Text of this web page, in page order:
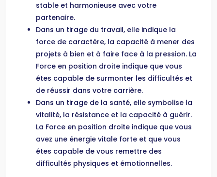
stable et harmonieuse avec votre
partenaire.
Dans un tirage du travail, elle indique la
force de caractère, la capacité à mener des
projets à bien et à faire face à la pression. La
Force en position droite indique que vous
êtes capable de surmonter les difficultés et
de réussir dans votre carrière.
Dans un tirage de la santé, elle symbolise la
vitalité, la résistance et la capacité à guérir.
La Force en position droite indique que vous
avez une énergie vitale forte et que vous
êtes capable de vous remettre des
difficultés physiques et émotionnelles.